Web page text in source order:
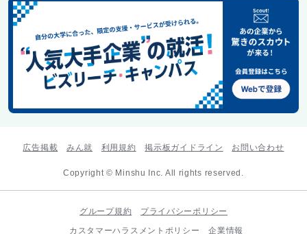
広告掲載 みん就 利用規約 掲示板ガイドライン お問い合わせ
Copyright © Minshu Inc. All rights reserved.
グループ規約
プライバシーポリシー
カスタマーハラスメントポリシー
企業情報